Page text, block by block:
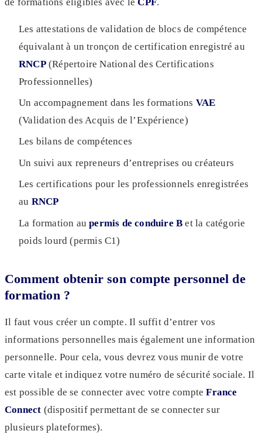
Les attestations de validation de blocs de compétence
équivalant à un tronçon de certification enregistré au
RNCP(Répertoire National des Certifications
Professionnelles)
Un accompagnement dans les formations VAE
(Validation des Acquis de l’Expérience)
Les bilans de compétences
Un suivi aux repreneurs d’entreprises ou créateurs
Les certifications pour les professionnels enregistrées
au RNCP
La formation aupermis de conduire B et la catégorie
poids lourd (permis C1)
Comment obtenir son compte personnel de
formation ?
Il faut vous créer un compte. Il suffit d’entrer vos
informations personnelles mais également une information
personnelle. Pour cela, vous devrez vous munir de votre
carte vitale et indiquez votre numéro de sécurité sociale. Il
est possible de se connecter avec votre compteFrance
Connect (dispositif permettant de se connecter sur
plusieurs plateformes).